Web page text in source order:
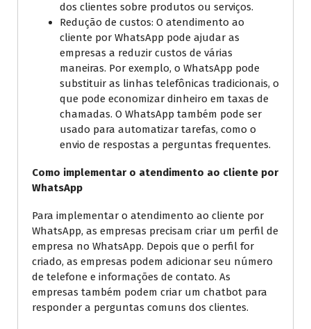
dos clientes sobre produtos ou serviços.
Redução de custos: O atendimento ao
cliente por WhatsApp pode ajudar as
empresas a reduzir custos de várias
maneiras. Por exemplo, o WhatsApp pode
substituir as linhas telefônicas tradicionais, o
que pode economizar dinheiro em taxas de
chamadas. O WhatsApp também pode ser
usado para automatizar tarefas, como o
envio de respostas a perguntas frequentes.
Como implementar o atendimento ao cliente por
WhatsApp
Para implementar o atendimento ao cliente por
WhatsApp, as empresas precisam criar um perfil de
empresa no WhatsApp. Depois que o perfil for
criado, as empresas podem adicionar seu número
de telefone e informações de contato. As
empresas também podem criar um chatbot para
responder a perguntas comuns dos clientes.